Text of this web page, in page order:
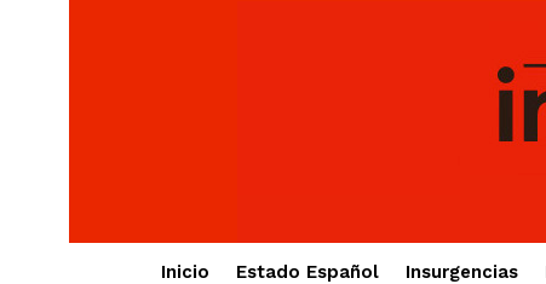
Inicio Estado Español Insurgencias